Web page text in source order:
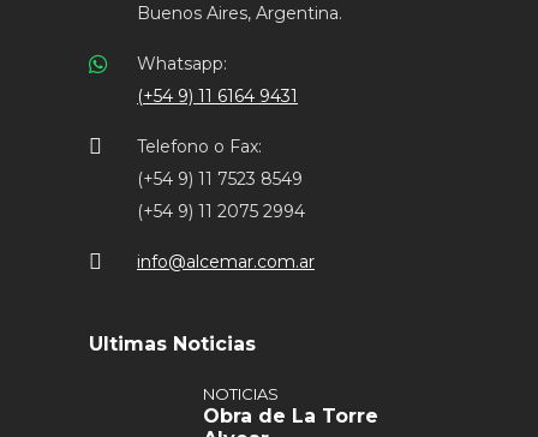
Buenos Aires, Argentina.
Whatsapp:
(+54 9) 11 6164 9431
Telefono o Fax:
(+54 9) 11 7523 8549
(+54 9) 11 2075 2994
info@alcemar.com.ar
Ultimas Noticias
NOTICIAS
Obra de La Torre